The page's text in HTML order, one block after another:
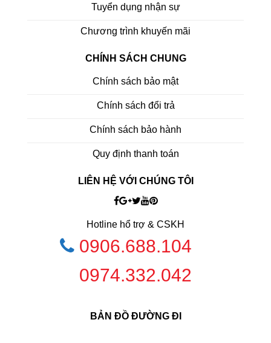
Tuyển dụng nhận sự
Chương trình khuyến mãi
CHÍNH SÁCH CHUNG
Chính sách bảo mật
Chính sách đổi trả
Chính sách bảo hành
Quy định thanh toán
LIÊN HỆ VỚI CHÚNG TÔI
Hotline hổ trợ & CSKH
0906.688.104
0974.332.042
BẢN ĐỒ ĐƯỜNG ĐI